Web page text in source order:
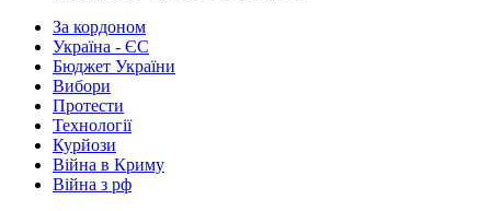
За кордоном
Україна - ЄС
Бюджет України
Вибори
Протести
Технології
Курйози
Війна в Криму
Війна з рф